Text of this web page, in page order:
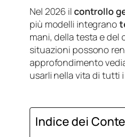
Nel 2026 il controllo
più modelli integrano
mani, della testa e
situazioni possono
approfondimento
usarli nella vita di tutti
Indice dei